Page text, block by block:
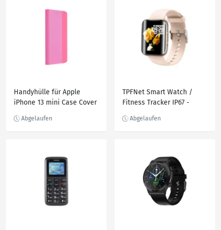
Handyhülle für Apple
iPhone 13 mini Case Cover
Rosa Neu
TPFNet Smart Watch /
Fitness Tracker IP67 -
& IOS - Gold